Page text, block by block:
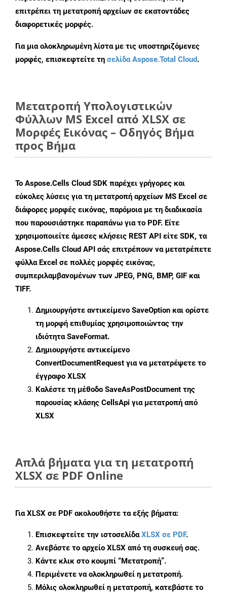
επιτρέπει τη μετατροπή αρχείων σε εκατοντάδες
διαφορετικές μορφές.
Για μια ολοκληρωμένη λίστα με τις υποστηριζόμενες
μορφές, επισκεφτείτε τη σελίδα Aspose.Total Cloud.
Μετατροπή Υπολογιστικών
Φύλλων MS Excel από XLSX σε
Μορφές Εικόνας – Οδηγός Βήμα
προς Βήμα
Το Aspose.Cells Cloud SDK παρέχει γρήγορες και
εύκολες λύσεις για τη μετατροπή αρχείων MS Excel σε
διάφορες μορφές εικόνας, παρόμοια με τη διαδικασία
που παρουσιάστηκε παραπάνω για το PDF. Είτε
χρησιμοποιείτε άμεσες κλήσεις REST API είτε SDK, τα
Aspose.Cells Cloud API σάς επιτρέπουν να μετατρέπετε
φύλλα Excel σε πολλές μορφές εικόνας,
συμπεριλαμβανομένων των JPEG, PNG, BMP, GIF και
TIFF.
Δημιουργήστε αντικείμενο SaveOption και ορίστε
τη μορφή επιθυμίας χρησιμοποιώντας την
ιδιότηταSaveFormat.
Δημιουργήστε αντικείμενο
ConvertDocumentRequest για να μετατρέψετε το
έγγραφο XLSX
Καλέστε τη μέθοδο SaveAsPostDocument της
παρουσίας κλάσης CellsApi για μετατροπή από
XLSX
Απλά βήματα για τη μετατροπή
XLSX σε PDF Online
ΓιαXLSX σε PDF ακολουθήστε τα εξής βήματα:
Επισκεφτείτε την ιστοσελίδαXLSX σε PDF.
Ανεβάστε το αρχείο XLSX από τη συσκευή σας.
Κάντε κλικ στο κουμπί “Μετατροπή”.
Περιμένετε να ολοκληρωθεί η μετατροπή.
Μόλις ολοκληρωθεί η μετατροπή, κατεβάστε το